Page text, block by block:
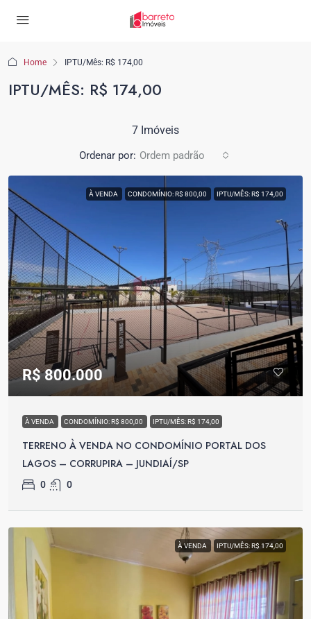
Home IPTU/Mês: R$ 174,00
IPTU/MÊS: R$ 174,00
7 Imóveis
Ordenar por: Ordem padrão
À VENDA CONDOMÍNIO: R$ 800,00 IPTU/MÊS: R$ 174,00
R$ 800.000
À VENDA CONDOMÍNIO: R$ 800,00 IPTU/MÊS: R$ 174,00
TERRENO À VENDA NO CONDOMÍNIO PORTAL DOS
LAGOS – CORRUPIRA – JUNDIAÍ/SP
0 0
À VENDA IPTU/MÊS: R$ 174,00